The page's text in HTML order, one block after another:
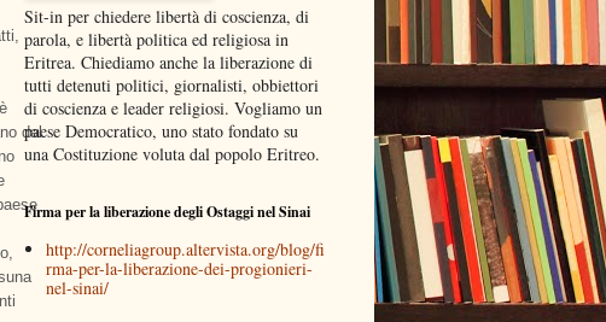
dal
Sit-in per chiedere libertà di coscienza, di
parola, e libertà politica ed religiosa in
Eritrea. Chiediamo anche la liberazione di
tutti detenuti politici, giornalisti, obbiettori
di coscienza e leader religiosi. Vogliamo un
paese Democratico, uno stato fondato su
una Costituzione voluta dal popolo Eritreo.
Firma per la liberazione degli Ostaggi nel Sinai
http://corneliagroup.altervista.org/blog/fi
rma-per-la-liberazione-dei-progionieri-
nel-sinai/